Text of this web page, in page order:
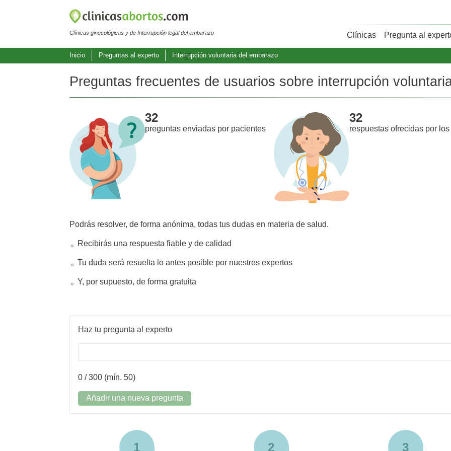
Clínicas ginecológicas y de Interrupción legal del embarazo Clínicas Pregunta al
Inicio Preguntas al experto Interrupción voluntaria del embarazo
Preguntas frecuentes de usuarios sobre interrupción
32
preguntas enviadas por pacientes
32
respuestas ofrecidas por
Podrás resolver, de forma anónima, todas tus dudas en materia de salud.
Recibirás una respuesta fiable y de calidad
Tu duda será resuelta lo antes posible por nuestros expertos
Y, por supuesto, de forma gratuita
Haz tu pregunta al experto
0 / 300 (mín. 50)
Añadir una nueva pregunta
1 2 3